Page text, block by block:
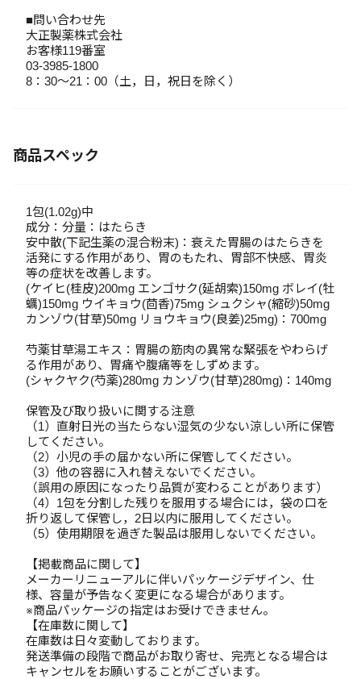
■問い合わせ先
大正製薬株式会社
お客様119番室
03-3985-1800
8：30～21：00（土，日，祝日を除く）
商品スペック
1包(1.02g)中
成分：分量：はたらき
安中散(下記生薬の混合粉末)：衰えた胃腸のはたらきを
活発にする作用があり、胃のもたれ、胃部不快感、胃炎
等の症状を改善します。
(ケイヒ(桂皮)200mg エンゴサク(延胡索)150mg ボレイ(牡
蠣)150mg ウイキョウ(茴香)75mg シュクシャ(縮砂)50mg
カンゾウ(甘草)50mg リョウキョウ(良姜)25mg)：700mg
芍薬甘草湯エキス：胃腸の筋肉の異常な緊張をやわらげ
る作用があり、胃痛や腹痛等をしずめます。
(シャクヤク(芍薬)280mg カンゾウ(甘草)280mg)：140mg
保管及び取り扱いに関する注意
（1）直射日光の当たらない湿気の少ない涼しい所に保管
してください。
（2）小児の手の届かない所に保管してください。
（3）他の容器に入れ替えないでください。
（誤用の原因になったり品質が変わることがあります）
（4）1包を分割した残りを服用する場合には，袋の口を
折り返して保管し，2日以内に服用してください。
（5）使用期限を過ぎた製品は服用しないでください。
【掲載商品に関して】
メーカーリニューアルに伴いパッケージデザイン、仕
様、容量が予告なく変更になる場合があります。
※商品パッケージの指定はお受けできません。
【在庫数に関して】
在庫数は日々変動しております。
発送準備の段階で商品がお取り寄せ、完売となる場合は
キャンセルをお願いすることがございます。